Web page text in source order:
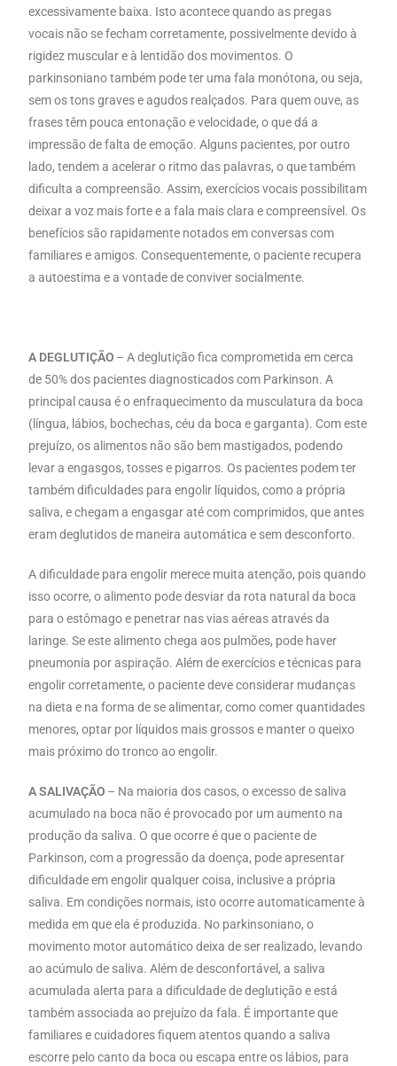
excessivamente baixa. Isto acontece quando as pregas
vocais não se fecham corretamente, possivelmente devido à
rigidez muscular e à lentidão dos movimentos. O
parkinsoniano também pode ter uma fala monótona, ou seja,
sem os tons graves e agudos realçados. Para quem ouve, as
frases têm pouca entonação e velocidade, o que dá a
impressão de falta de emoção. Alguns pacientes, por outro
lado, tendem a acelerar o ritmo das palavras, o que também
dificulta a compreensão. Assim, exercícios vocais possibilitam
deixar a voz mais forte e a fala mais clara e compreensível. Os
benefícios são rapidamente notados em conversas com
familiares e amigos. Consequentemente, o paciente recupera
a autoestima e a vontade de conviver socialmente.
A DEGLUTIÇÃO – A deglutição fica comprometida em cerca
de 50% dos pacientes diagnosticados com Parkinson. A
principal causa é o enfraquecimento da musculatura da boca
(língua, lábios, bochechas, céu da boca e garganta). Com este
prejuízo, os alimentos não são bem mastigados, podendo
levar a engasgos, tosses e pigarros. Os pacientes podem ter
também dificuldades para engolir líquidos, como a própria
saliva, e chegam a engasgar até com comprimidos, que antes
eram deglutidos de maneira automática e sem desconforto.
A dificuldade para engolir merece muita atenção, pois quando
isso ocorre, o alimento pode desviar da rota natural da boca
para o estômago e penetrar nas vias aéreas através da
laringe. Se este alimento chega aos pulmões, pode haver
pneumonia por aspiração. Além de exercícios e técnicas para
engolir corretamente, o paciente deve considerar mudanças
na dieta e na forma de se alimentar, como comer quantidades
menores, optar por líquidos mais grossos e manter o queixo
mais próximo do tronco ao engolir.
A SALIVAÇÃO – Na maioria dos casos, o excesso de saliva
acumulado na boca não é provocado por um aumento na
produção da saliva. O que ocorre é que o paciente de
Parkinson, com a progressão da doença, pode apresentar
dificuldade em engolir qualquer coisa, inclusive a própria
saliva. Em condições normais, isto ocorre automaticamente à
medida em que ela é produzida. No parkinsoniano, o
movimento motor automático deixa de ser realizado, levando
ao acúmulo de saliva. Além de desconfortável, a saliva
acumulada alerta para a dificuldade de deglutição e está
também associada ao prejuízo da fala. É importante que
familiares e cuidadores fiquem atentos quando a saliva
escorre pelo canto da boca ou escapa entre os lábios, para